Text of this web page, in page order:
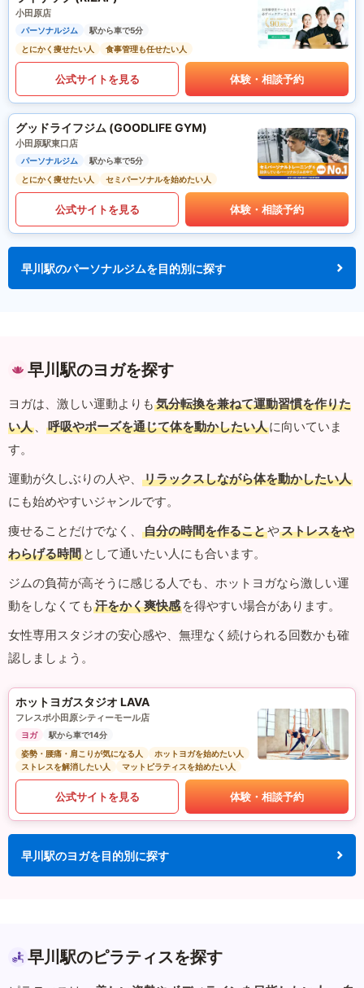
小田原店
パーソナルジム
駅から車で5分
とにかく痩せたい人
食事管理も任せたい人
公式サイトを見る 体験・相談予約
グッドライフジム (GOODLIFE GYM)
小田原駅東口店
パーソナルジム
駅から車で5分
とにかく痩せたい人
セミパーソナルを始めたい人
公式サイトを見る 体験・相談予約
早川駅のパーソナルジムを目的別に探す
早川駅のヨガを探す
ヨガは、激しい運動よりも 気分転換を兼ねて運動習慣を作りた
い人 、 呼吸やポーズを通じて体を動かしたい人に向いていま
す。
運動が久しぶりの人や、
リラックスしながら体を動かしたい人
にも始めやすいジャンルです。
痩せることだけでなく、
自分の時間を作ることやストレスをや
わらげる時間 として通いたい人にも合います。
ジムの負荷が高そうに感じる人でも、ホットヨガなら激しい運
動をしなくても 汗をかく爽快感 を得やすい場合があります。
女性専用スタジオの安心感や、無理なく続けられる回数かも確
認しましょう。
ホットヨガスタジオ LAVA
フレスポ小田原シティーモール店
ヨガ
駅から車で14分
姿勢・腰痛・肩こりが気になる人
ホットヨガを始めたい人
ストレスを解消したい人
マットピラティスを始めたい人
公式サイトを見る 体験・相談予約
早川駅のヨガを目的別に探す
早川駅のピラティスを探す